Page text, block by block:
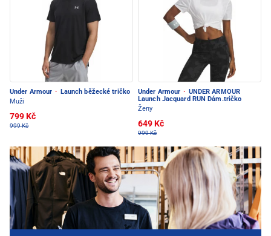
Under Armour · Launch běžecké tričko
Muži
799 Kč
999 Kč
Under Armour · UNDER ARMOUR
Launch Jacquard RUN Dám.tričko
Ženy
649 Kč
999 Kč